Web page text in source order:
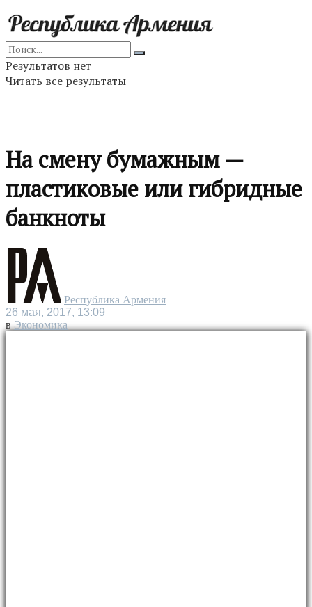
Результатов нет
Читать все результаты
На смену бумажным —
пластиковые или гибридные
банкноты
Республика Армения
26 мая, 2017, 13:09
в Экономика